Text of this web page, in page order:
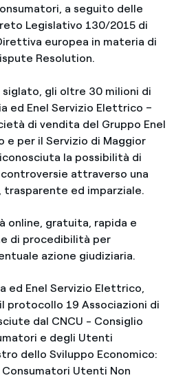
a seguito delle
Legislativo 130/2015 di
europea in materia di
Resolution.
gli oltre 30 milioni di
ed Enel Servizio Elettrico –
di vendita del Gruppo Enel
e per il Servizio di Maggior
la possibilità di
attraverso una
ed imparziale.
online, gratuita, rapida e
di procedibilità per
azione giudiziaria.
ed Enel Servizio Elettrico,
protocollo 19 Associazioni di
dal CNCU - Consiglio
e degli Utenti
dello Sviluppo Economico:
Utenti Non